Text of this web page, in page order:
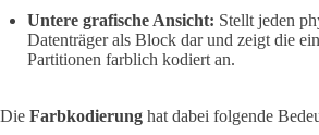
Untere grafische Ansicht: Stellt jeden
Datenträger als Block dar und zeigt die
Partitionen farblich kodiert an.
Die Farbkodierung hat dabei folgende